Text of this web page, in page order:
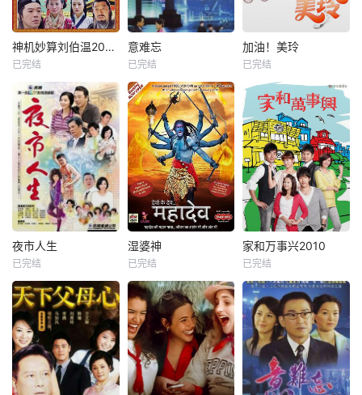
神机妙算刘伯温2006
已完结
意难忘
已完结
加油！美玲
已完结
夜市人生
已完结
湿婆神
已完结
家和万事兴2010
已完结